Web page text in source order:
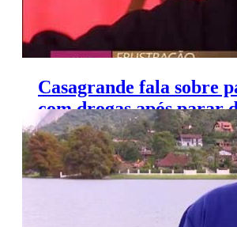
Casagrande fala sobre
com drogas após parar
futebol